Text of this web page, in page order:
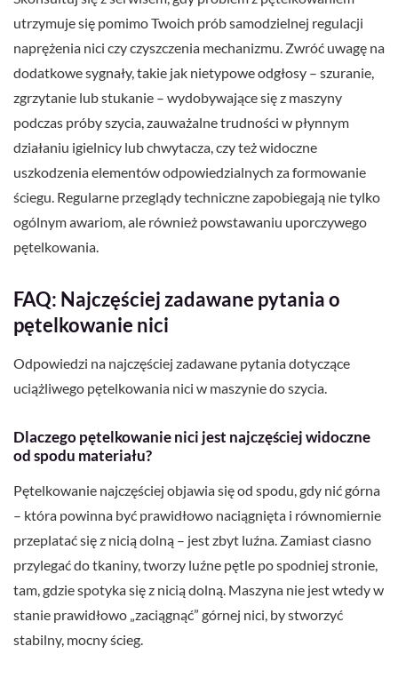
utrzymuje się pomimo Twoich prób samodzielnej regulacji
naprężenia nici czy czyszczenia mechanizmu. Zwróć uwagę na
dodatkowe sygnały, takie jak nietypowe odgłosy – szuranie,
zgrzytanie lub stukanie – wydobywające się z maszyny
podczas próby szycia, zauważalne trudności w płynnym
działaniu igielnicy lub chwytacza, czy też widoczne
uszkodzenia elementów odpowiedzialnych za formowanie
ściegu. Regularne przeglądy techniczne zapobiegają nie tylko
ogólnym awariom, ale również powstawaniu uporczywego
pętelkowania.
FAQ: Najczęściej zadawane pytania o
pętelkowanie nici
Odpowiedzi na najczęściej zadawane pytania dotyczące
uciążliwego pętelkowania nici w maszynie do szycia.
Dlaczego pętelkowanie nici jest najczęściej widoczne
od spodu materiału?
Pętelkowanie najczęściej objawia się od spodu, gdy nić górna
– która powinna być prawidłowo naciągnięta i równomiernie
przeplatać się z nicią dolną – jest zbyt luźna. Zamiast ciasno
przylegać do tkaniny, tworzy luźne pętle po spodniej stronie,
tam, gdzie spotyka się z nicią dolną. Maszyna nie jest wtedy w
stanie prawidłowo „zaciągnąć” górnej nici, by stworzyć
stabilny, mocny ścieg.